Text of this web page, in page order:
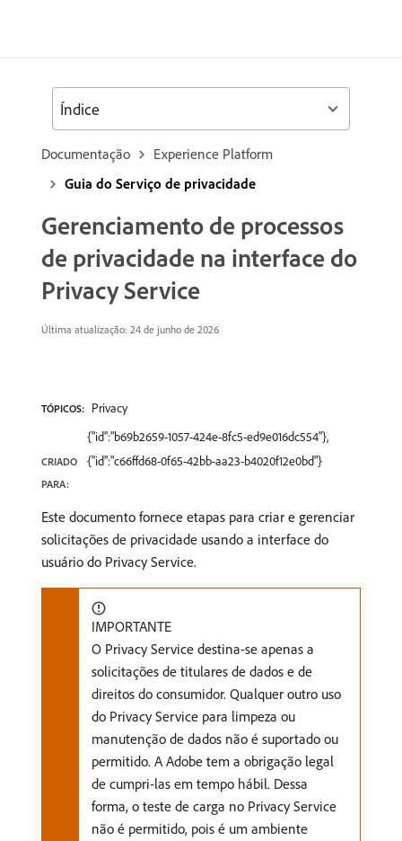
Documentação
Experience Platform
Guia do Serviço de privacidade
Gerenciamento de processos
de privacidade na interface do
Privacy Service
Última atualização: 24 de junho de 2026
TÓPICOS: Privacy
CRIADO
PARA:
{"id":"b69b2659-1057-424e-8fc5-ed9e016dc554"},
{"id":"c66ffd68-0f65-42bb-aa23-b4020f12e0bd"}
Este documento fornece etapas para criar e gerenciar
solicitações de privacidade usando a interface do
usuário do Privacy Service.
IMPORTANTE
O Privacy Service destina-se apenas a
solicitações de titulares de dados e de
direitos do consumidor. Qualquer outro uso
do Privacy Service para limpeza ou
manutenção de dados não é suportado ou
permitido. A Adobe tem a obrigação legal
de cumpri-las em tempo hábil. Dessa
forma, o teste de carga no Privacy Service
não é permitido, pois é um ambiente
Índice